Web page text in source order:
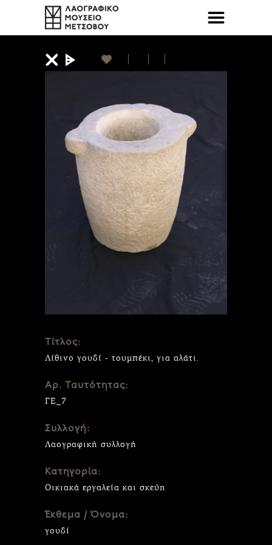
Τίτλος:
Λίθινο γουδί - τουμπέκι, για αλάτι.
Αρ. Ταυτότητας:
ΓΕ_7
Συλλογή:
Λαογραφική συλλογή
Κατηγορία:
Οικιακά εργαλεία και σκεύη
Έκθεμα / Όνομα:
γουδί